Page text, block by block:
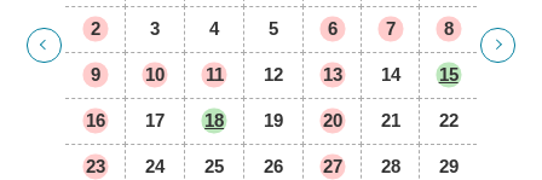
2 3 4 5 6 7 8
9 10 11 12 13 14 15
16 17 18 19 20 21 22
23 24 25 26 27 28 29